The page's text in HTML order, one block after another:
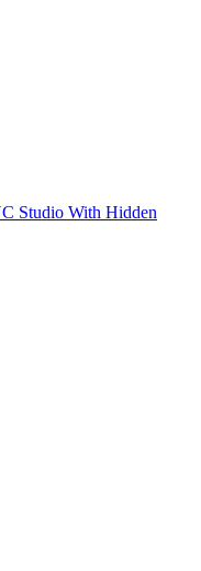
Studio With Hidden